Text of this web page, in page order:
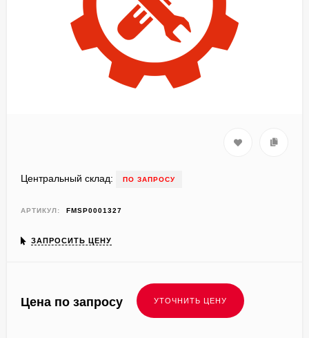
Центральный склад: ПО ЗАПРОСУ
АРТИКУЛ: FMSP0001327
ЗАПРОСИТЬ ЦЕНУ
Цена по запросу